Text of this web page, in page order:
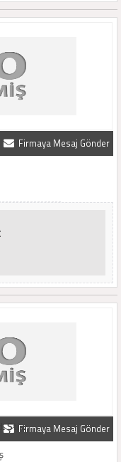
Firmaya Mesaj Gönder
Firmaya Mesaj Gönder
Şti...